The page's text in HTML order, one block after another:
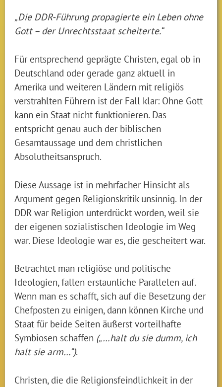
„Die DDR-Führung propagierte ein Leben ohne
Gott – der Unrechtsstaat scheiterte.“
Für entsprechend geprägte Christen, egal ob in
Deutschland oder gerade ganz aktuell in
Amerika und weiteren Ländern mit religiös
verstrahlten Führern ist der Fall klar: Ohne Gott
kann ein Staat nicht funktionieren. Das
entspricht genau auch der biblischen
Gesamtaussage und dem christlichen
Absolutheitsanspruch.
Diese Aussage ist in mehrfacher Hinsicht als
Argument gegen Religionskritik unsinnig. In der
DDR war Religion unterdrückt worden, weil sie
der eigenen sozialistischen Ideologie im Weg
war. Diese Ideologie war es, die gescheitert war.
Betrachtet man religiöse und politische
Ideologien, fallen erstaunliche Parallelen auf.
Wenn man es schafft, sich auf die Besetzung der
Chefposten zu einigen, dann können Kirche und
Staat für beide Seiten äußerst vorteilhafte
Symbiosen schaffen („…halt du sie dumm, ich
halt sie arm…“).
Christen, die die Religionsfeindlichkeit in der